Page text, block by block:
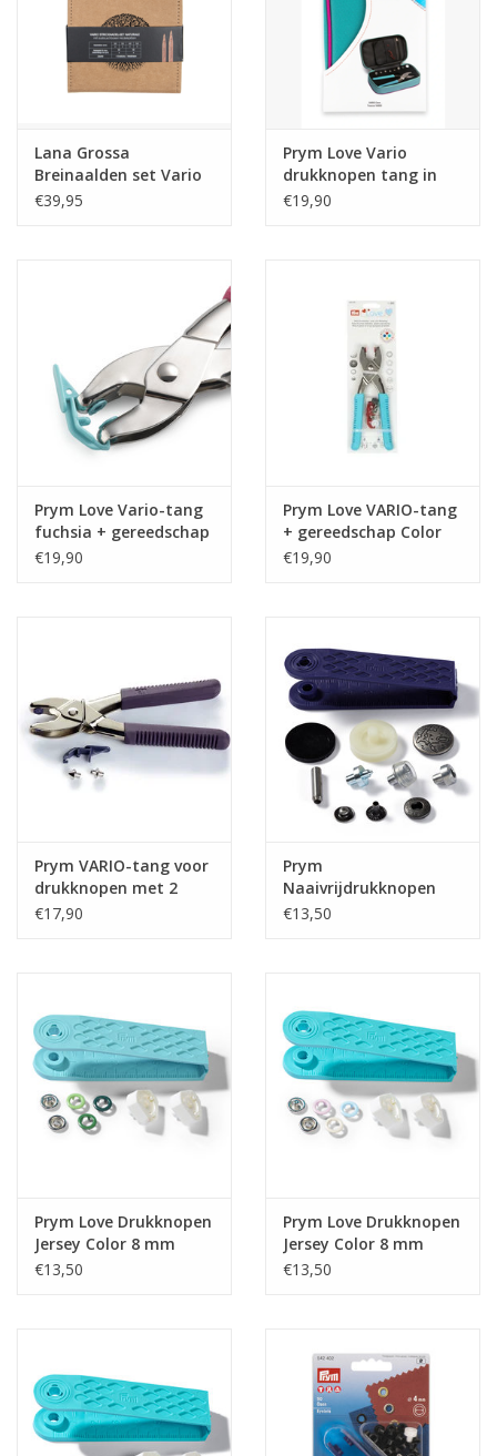
Guy's blog
Lana Grossa
Breinaalden set Vario
naturale klein
€39,95
Prym Love Vario
drukknopen tang in
etui
€19,90
Prym Love Vario-tang
fuchsia + gereedschap
voor ColorSnaps
€19,90
Prym Love VARIO-tang
+ gereedschap Color
Snaps mint
€19,90
Prym VARIO-tang voor
drukknopen met 2
ponsmatrijzen voor
€17,90
Prym
Naaivrijdrukknopen
Anorak Excursion 20
€13,50
Prym Love Drukknopen
Jersey Color 8 mm
groen
€13,50
Prym Love Drukknopen
Jersey Color 8 mm
roze/lichtblauw/parel
€13,50